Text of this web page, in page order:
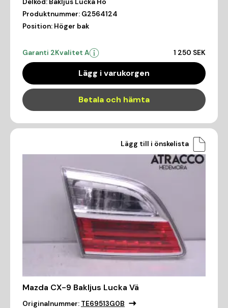
Produktnummer: G2564124
Position: Höger bak
Garanti 2Kvalitet A 1 250 SEK
Lägg i varukorgen
Betala och hämta
Lägg till i önskelista
Mazda CX-9 Bakljus Lucka Vä
Originalnummer: TE69513G0B